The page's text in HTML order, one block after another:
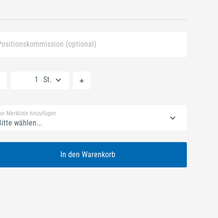
(optional)
St.
Merkliste hinzufügen
wählen...
In den Warenkorb